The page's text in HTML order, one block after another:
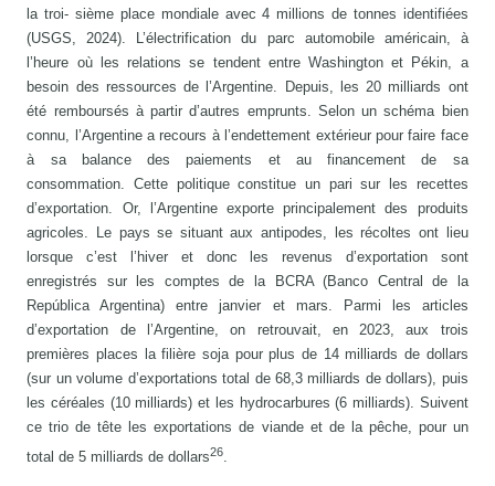
la troi- sième place mondiale avec 4 millions de tonnes identifiées
(USGS, 2024). L’électrification du parc automobile américain, à
l’heure où les relations se tendent entre Washington et Pékin, a
besoin des ressources de l’Argentine. Depuis, les 20 milliards ont
été remboursés à partir d’autres emprunts. Selon un schéma bien
connu, l’Argentine a recours à l’endettement extérieur pour faire face
à sa balance des paiements et au financement de sa
consommation. Cette politique constitue un pari sur les recettes
d’exportation. Or, l’Argentine exporte principalement des produits
agricoles. Le pays se situant aux antipodes, les récoltes ont lieu
lorsque c’est l’hiver et donc les revenus d’exportation sont
enregistrés sur les comptes de la BCRA (Banco Central de la
República Argentina) entre janvier et mars. Parmi les articles
d’exportation de l’Argentine, on retrouvait, en 2023, aux trois
premières places la filière soja pour plus de 14 milliards de dollars
(sur un volume d’exportations total de 68,3 milliards de dollars), puis
les céréales (10 milliards) et les hydrocarbures (6 milliards). Suivent
ce trio de tête les exportations de viande et de la pêche, pour un
total de 5 milliards de dollars26.